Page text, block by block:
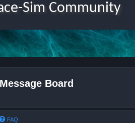
Sim Community
Board
FAQ